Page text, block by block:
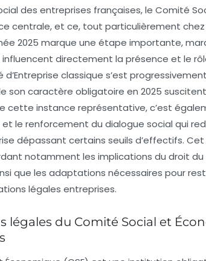
des entreprises françaises, le Comité
centrale, et ce, tout particulièrement
2025 marque une étape importante,
directement la présence et le
classique s’est
son caractère obligatoire en 2025
cette instance représentative, c’est
le renforcement du dialogue social qui
dépassant certains seuils d’effectifs.
notamment les implications du droit
que les adaptations nécessaires pour
légales entreprises.
légales du Comité Social et